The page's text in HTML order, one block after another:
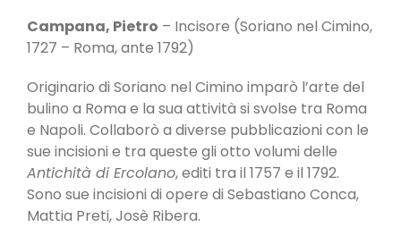
Campana, Pietro – Incisore (Soriano nel Cimino,
1727 – Roma, ante 1792)
Originario di Soriano nel Cimino imparò l’arte del
bulino a Roma e la sua attività si svolse tra Roma
e Napoli. Collaborò a diverse pubblicazioni con le
sue incisioni e tra queste gli otto volumi delle
Antichità di Ercolano, editi tra il 1757 e il 1792.
Sono sue incisioni di opere di Sebastiano Conca,
Mattia Preti, Josè Ribera.